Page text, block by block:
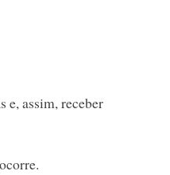
e, assim, receber